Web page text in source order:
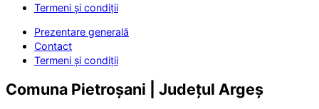
Termeni și condiții
Prezentare generală
Contact
Termeni și condiții
Comuna Pietroșani | Județul Argeș